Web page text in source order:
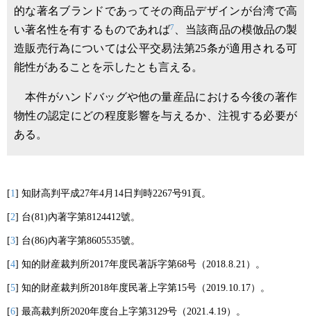
的な著名ブランドであってその商品デザインが台湾で高
い著名性を有するものであれば7
、当該商品の模倣品の製
造販売行為については公平交易法第25条が適用される可
能性があることを示したとも言える。
本件がハンドバッグや他の量産品における今後の著作
物性の認定にどの程度影響を与えるか、注視する必要が
ある。
[1] 知財高判平成27年4月14日判時2267号91頁。
[2] 台(81)內著字第8124412號。
[3] 台(86)內著字第8605535號。
[4] 知的財産裁判所2017年度民著訴字第68号（2018.8.21）。
[5] 知的財産裁判所2018年度民著上字第15号（2019.10.17）。
[6] 最高裁判所2020年度台上字第3129号（2021.4.19）。